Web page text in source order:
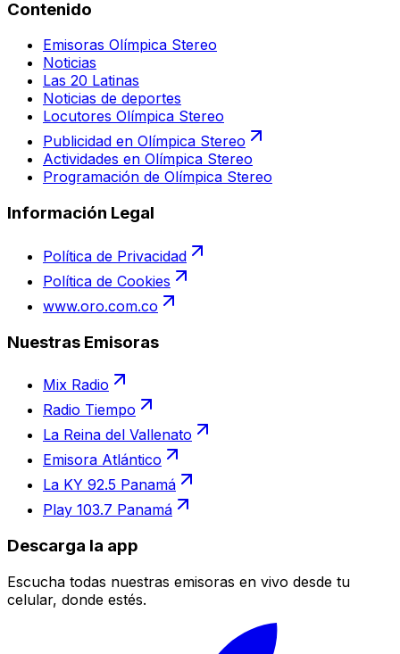
Contenido
Emisoras Olímpica Stereo
Noticias
Las 20 Latinas
Noticias de deportes
Locutores Olímpica Stereo
Publicidad en Olímpica Stereo
Actividades en Olímpica Stereo
Programación de Olímpica Stereo
Información Legal
Política de Privacidad
Política de Cookies
www.oro.com.co
Nuestras Emisoras
Mix Radio
Radio Tiempo
La Reina del Vallenato
Emisora Atlántico
La KY 92.5 Panamá
Play 103.7 Panamá
Descarga la app
Escucha todas nuestras emisoras en vivo desde tu
celular, donde estés.